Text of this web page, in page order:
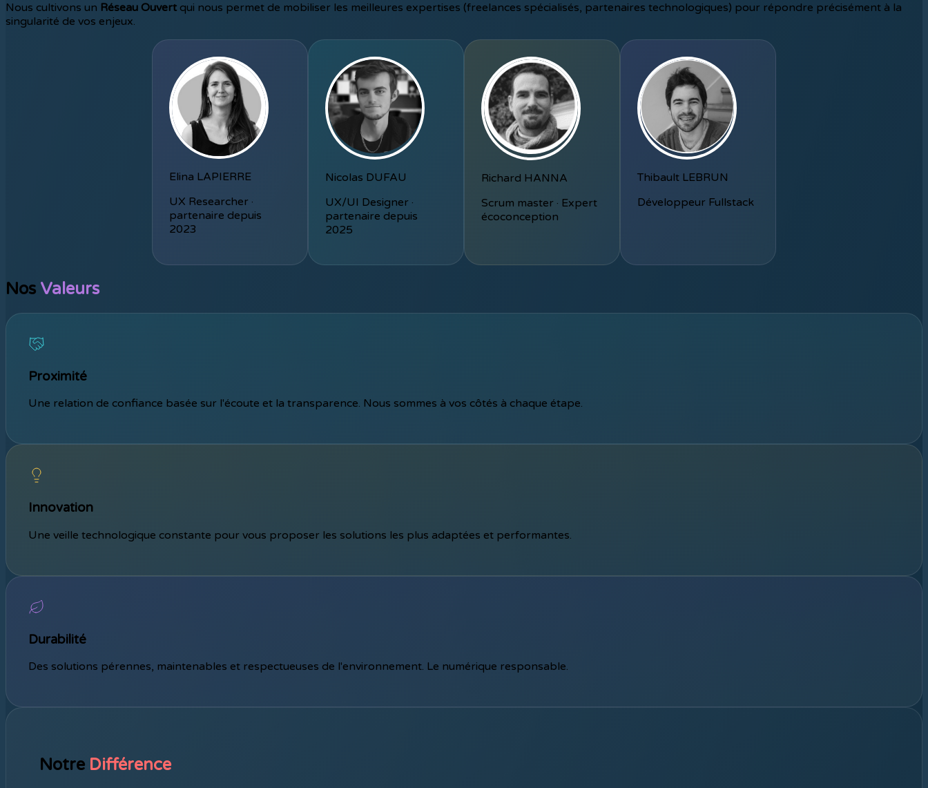
Nous cultivons un Réseau Ouvert qui nous permet de mobiliser les meilleures expertises (freelances spécialisés, partenaires technologiques) pour répondre précisément à la
singularité de vos enjeux.
Elina LAPIERRE
UX Researcher ·
partenaire depuis
2023
Nicolas DUFAU
UX/UI Designer ·
partenaire depuis
2025
Richard HANNA
Scrum master · Expert
écoconception
Thibault LEBRUN
Développeur Fullstack
Nos Valeurs
Proximité
Une relation de confiance basée sur l'écoute et la transparence. Nous sommes à vos côtés à chaque étape.
Innovation
Une veille technologique constante pour vous proposer les solutions les plus adaptées et performantes.
Durabilité
Des solutions pérennes, maintenables et respectueuses de l'environnement. Le numérique responsable.
Notre Différence